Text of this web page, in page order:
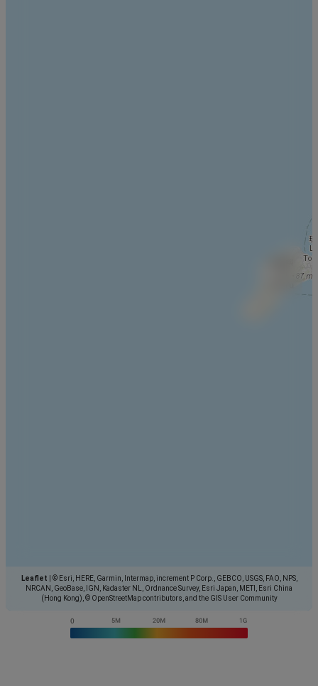
Leaflet
© Esri, HERE, Garmin, Intermap, increment P Corp., GEBCO, USGS, FAO, NPS,
NRCAN, GeoBase, IGN, Kadaster NL, Ordnance Survey, Esri Japan, METI, Esri China
(Hong Kong), © OpenStreetMap contributors, and the GIS User Community